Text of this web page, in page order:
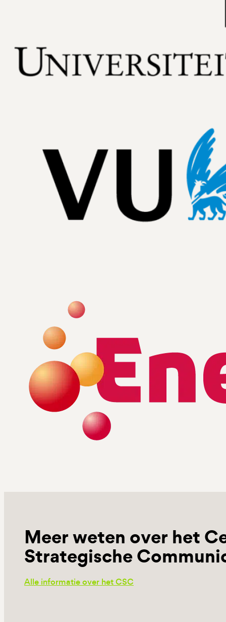
Meer weten over het
Strategische
Alle informatie over het CSC